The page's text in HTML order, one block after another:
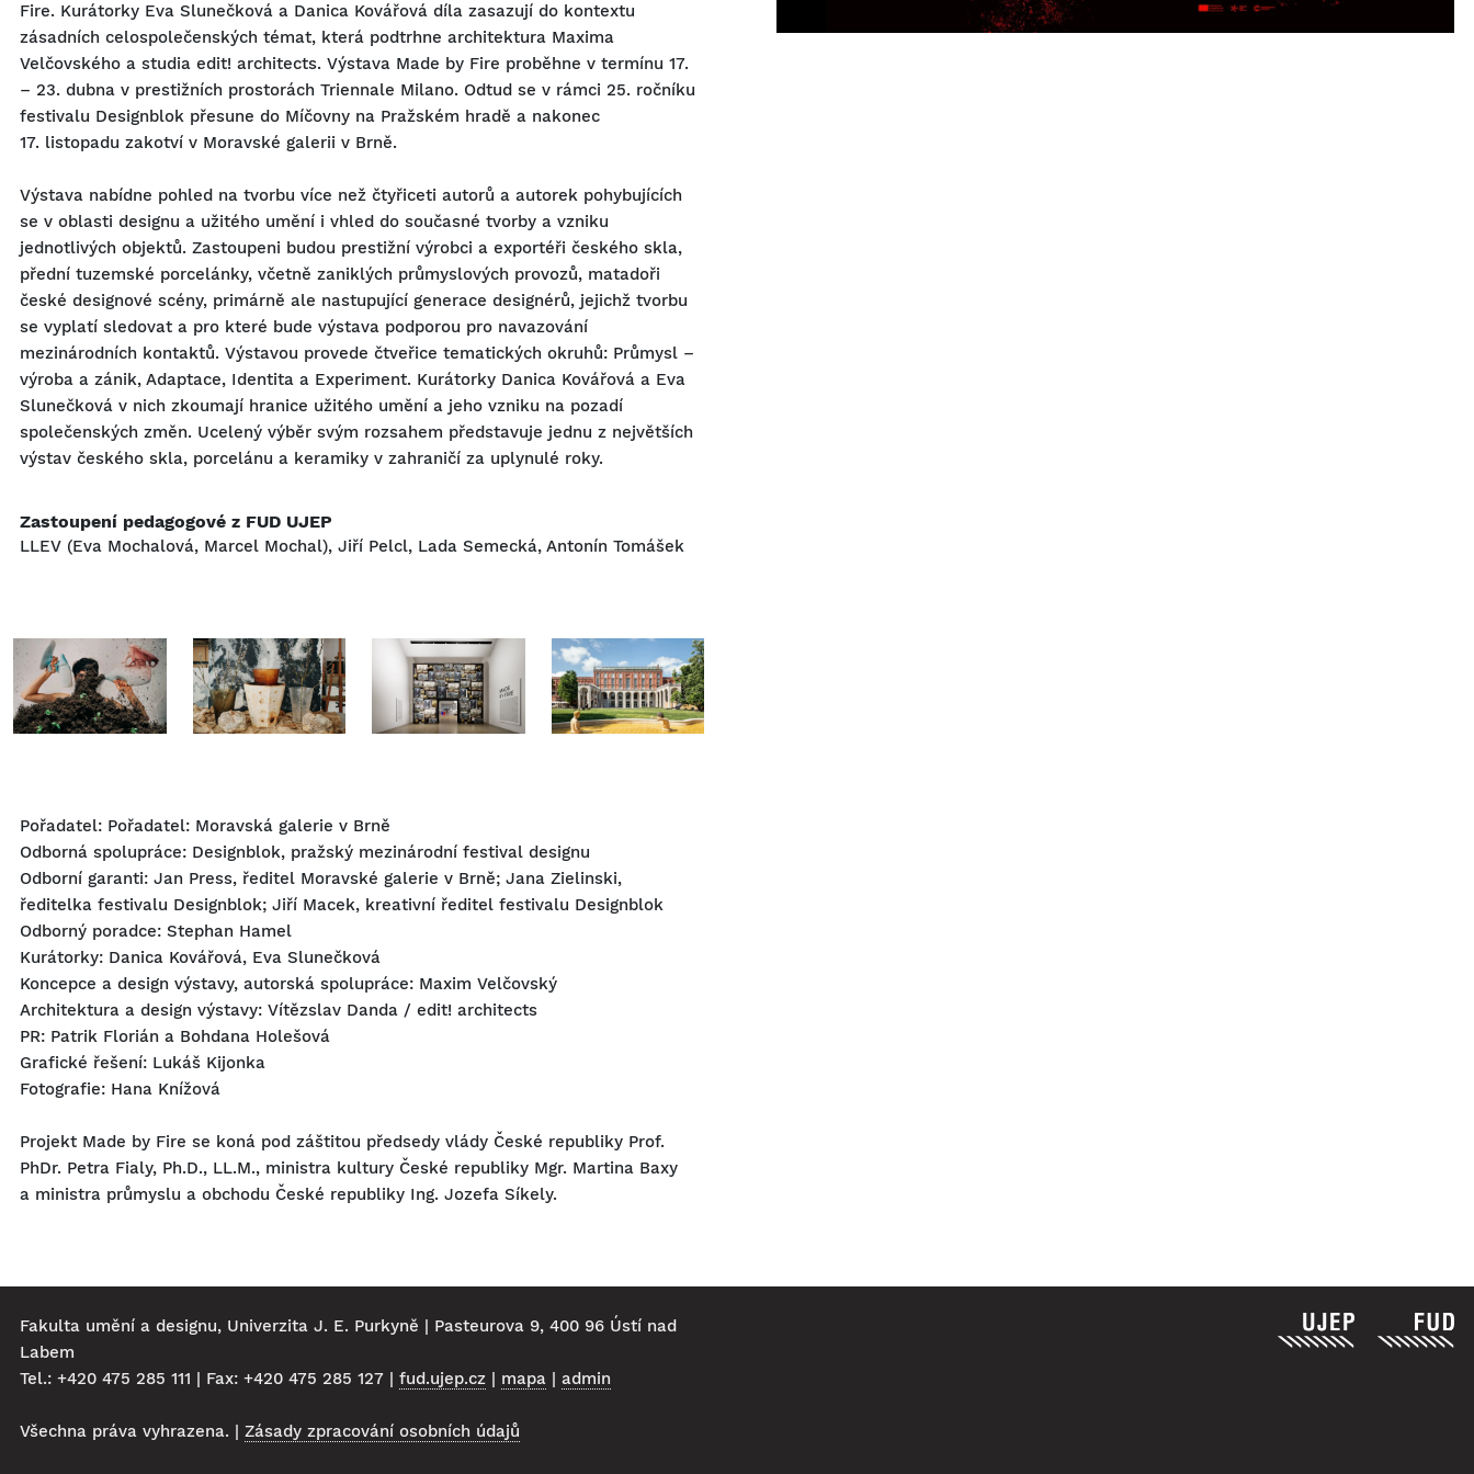
Fire. Kurátorky Eva Slunečková a Danica Kovářová díla zasazují do kontextu
zásadních celospolečenských témat, která podtrhne architektura Maxima
Velčovského a studia edit! architects. Výstava Made by Fire proběhne v termínu 17.
– 23. dubna v prestižních prostorách Triennale Milano. Odtud se v rámci 25. ročníku
festivalu Designblok přesune do Míčovny na Pražském hradě a nakonec
17. listopadu zakotví v Moravské galerii v Brně.
Výstava nabídne pohled na tvorbu více než čtyřiceti autorů a autorek pohybujících
se v oblasti designu a užitého umění i vhled do současné tvorby a vzniku
jednotlivých objektů. Zastoupeni budou prestižní výrobci a exportéři českého skla,
přední tuzemské porcelánky, včetně zaniklých průmyslových provozů, matadoři
české designové scény, primárně ale nastupující generace designérů, jejichž tvorbu
se vyplatí sledovat a pro které bude výstava podporou pro navazování
mezinárodních kontaktů. Výstavou provede čtveřice tematických okruhů: Průmysl –
výroba a zánik, Adaptace, Identita a Experiment. Kurátorky Danica Kovářová a Eva
Slunečková v nich zkoumají hranice užitého umění a jeho vzniku na pozadí
společenských změn. Ucelený výběr svým rozsahem představuje jednu z největších
výstav českého skla, porcelánu a keramiky v zahraničí za uplynulé roky.
Zastoupení pedagogové z FUD UJEP
LLEV (Eva Mochalová, Marcel Mochal), Jiří Pelcl, Lada Semecká, Antonín Tomášek
Pořadatel: Pořadatel: Moravská galerie v Brně
Odborná spolupráce: Designblok, pražský mezinárodní festival designu
Odborní garanti: Jan Press, ředitel Moravské galerie v Brně; Jana Zielinski,
ředitelka festivalu Designblok; Jiří Macek, kreativní ředitel festivalu Designblok
Odborný poradce: Stephan Hamel
Kurátorky: Danica Kovářová, Eva Slunečková
Koncepce a design výstavy, autorská spolupráce: Maxim Velčovský
Architektura a design výstavy: Vítězslav Danda / edit! architects
PR: Patrik Florián a Bohdana Holešová
Grafické řešení: Lukáš Kijonka
Fotografie: Hana Knížová
Projekt Made by Fire se koná pod záštitou předsedy vlády České republiky Prof.
PhDr. Petra Fialy, Ph.D., LL.M., ministra kultury České republiky Mgr. Martina Baxy
a ministra průmyslu a obchodu České republiky Ing. Jozefa Síkely.
Fakulta umění a designu, Univerzita J. E. Purkyně | Pasteurova 9, 400 96 Ústí nad
Labem
Tel.: +420 475 285 111 | Fax: +420 475 285 127 | fud.ujep.cz | mapa | admin
Všechna práva vyhrazena. | Zásady zpracování osobních údajů